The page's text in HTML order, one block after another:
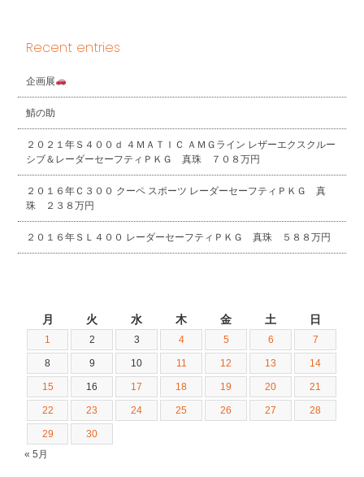
Recent entries
企画展
鯖の助
２０２１年Ｓ４００ｄ ４ＭＡＴＩＣ ＡＭＧライン レザーエクスクルー
シブ＆レーダーセーフティＰＫＧ 真珠 ７０８万円
２０１６年Ｃ３００ クーペ スポーツ レーダーセーフティＰＫＧ 真
珠 ２３８万円
２０１６年ＳＬ４００ レーダーセーフティＰＫＧ 真珠 ５８８万円
月 火 水 木 金 土 日
1 2 3 4 5 6 7
8 9 10 11 12 13 14
15 16 17 18 19 20 21
22 23 24 25 26 27 28
29
30
« 5月